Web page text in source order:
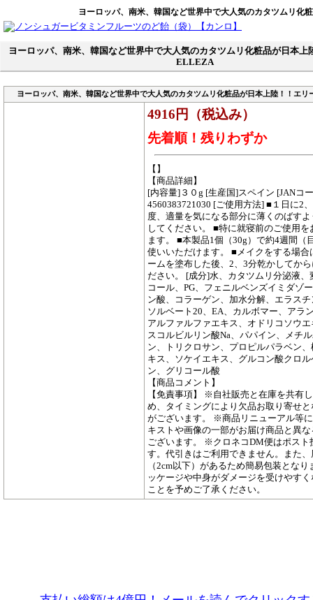
ヨーロッパ、南米、韓国など世界中で大人気のカタツムリ
ヨーロッパ、南米、韓国など世界中で大人気のカタツムリ化粧品が日本
ELLEZA
ヨーロッパ、南米、韓国など世界中で大人気のカタツムリ化粧品が日本上陸！！エ
4916円（税込み）
先着順！残りわずか
【】
【商品詳細】
[内容量]３０g [生産国]スペイン [JAN
4560383721030 [ご使用方法] ■１日に2
度、適量を気になる部分に薄くのばす
してください。 ■特に就寝前のご使用を
ます。 ■本製品1個（30g）で約4週間（
使いいただけます。 ■メイクをする場合
ームを塗布した後、2、3分乾かしてか
ださい。 [成分]水、カタツムリ分泌液、
コール、PG、フェニルベンズイミダゾ
ン酸、コラーゲン、加水分解、エラス
ソルベート20、EA、カルボマー、アラ
アルファルファエキス、オドリコソウ
スコルビルリン酸Na、パパイン、メチ
ン、トリクロサン、プロピルパラベン
キス、ソケイエキス、グルコン酸クロ
ン、グリコール酸
【商品コメント】
【免責事項】 ※自社販売と在庫を共有
め、タイミングにより欠品お取り寄せ
がございます。 ※商品リニューアル等
キストや画像の一部がお届け商品と異
ございます。 ※クロネコDM便はポスト
す。代引きはご利用できません。また
（2cm以下）があるため簡易包装となり
ッケージや中身がダメージを受けやす
ことを予めご了承ください。